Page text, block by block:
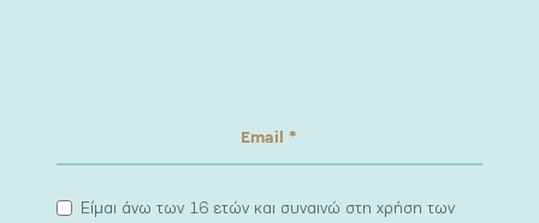
Είμαι άνω των 16 ετών και συναινώ στη χρήση των